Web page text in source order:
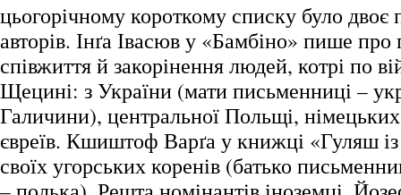
цьогорічному короткому списку було двоє
авторів. Інґа Івасюв у «Бамбіно» пише
співжиття й закорінення людей, котрі по
Щецині: з України (мати письменниці –
Галичини), центральної Польщі, німецьких
євреїв. Кшиштоф Варґа у книжці «Гуляш із
своїх угорських коренів (батько